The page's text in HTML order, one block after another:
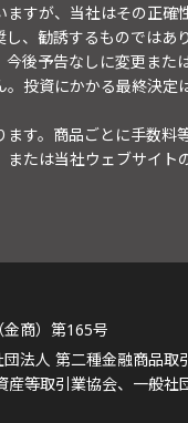
すが、当社はその正
、勧誘するものではあ
後予告なしに変更また
投資にかかる最終決
す。商品ごとに手数料
または当社ウェブサイト
商）第165号
法人 第二種金融商品取
産等取引業協会、一般社